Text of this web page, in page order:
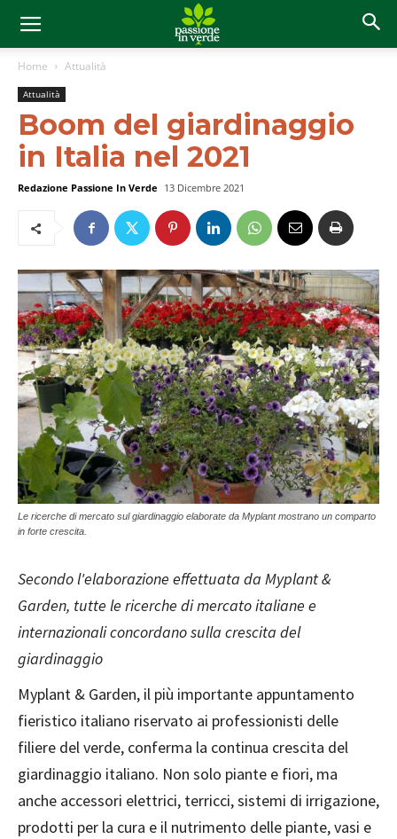
Home Attualità
Attualità
Boom del giardinaggio
in Italia nel 2021
Redazione Passione In Verde 13 Dicembre 2021
Le ricerche di mercato sul giardinaggio elaborate da Myplant mostrano un comparto
in forte crescita.
Secondo l'elaborazione effettuata da Myplant &
Garden, tutte le ricerche di mercato italiane e
internazionali concordano sulla crescita del
giardinaggio
Myplant & Garden, il più importante appuntamento
fieristico italiano riservato ai professionisti delle
filiere del verde, conferma la continua crescita del
giardinaggio italiano. Non solo piante e fiori, ma
anche accessori elettrici, terricci, sistemi di irrigazione,
prodotti per la cura e il nutrimento delle piante, vasi e